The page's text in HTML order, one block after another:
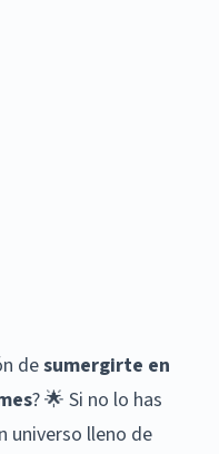
desumergirte en
? 🌟 Si no lo has
universo lleno de